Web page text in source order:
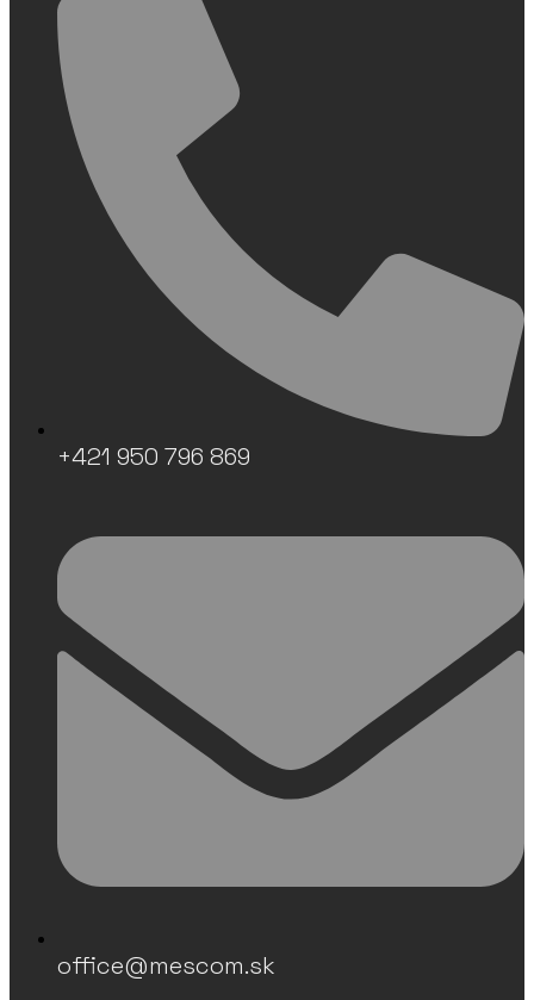
+421 950 796 869
office@mescom.sk